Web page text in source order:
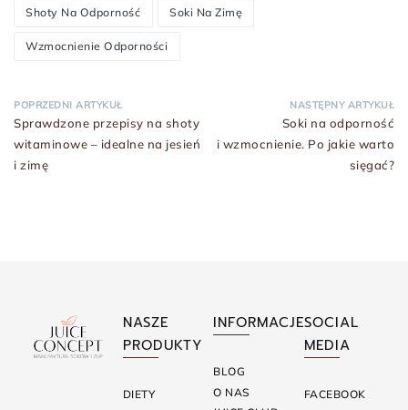
Shoty Na Odporność Soki Na Zimę
Wzmocnienie Odporności
POPRZEDNI ARTYKUŁ
Sprawdzone przepisy na shoty
witaminowe – idealne na jesień
i zimę
NASTĘPNY ARTYKUŁ
Soki na odporność
i wzmocnienie. Po jakie warto
sięgać?
NASZE
PRODUKTY
DIETY
INFORMACJE
BLOG
O NAS
SOCIAL
MEDIA
FACEBOOK